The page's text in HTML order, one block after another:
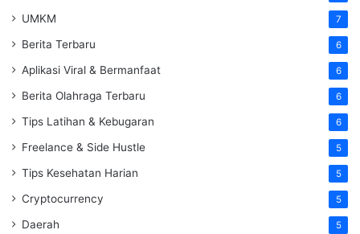
UMKM 7
Berita Terbaru 6
Aplikasi Viral & Bermanfaat 6
Berita Olahraga Terbaru 6
Tips Latihan & Kebugaran 6
Freelance & Side Hustle 5
Tips Kesehatan Harian 5
Cryptocurrency 5
Daerah 5